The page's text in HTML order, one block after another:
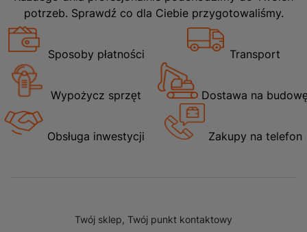
potrzeb. Sprawdź co dla Ciebie przygotowaliśmy.
Sposoby płatności Transport
Wypożycz sprzęt Dostawa na
Obsługa inwestycji Zakupy na telefon
Twój sklep, Twój punkt kontaktowy